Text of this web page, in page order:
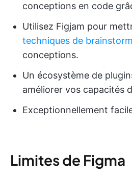
conceptions en code
Utilisez Figjam pour
techniques de
conceptions.
Un écosystème de
améliorer vos capacités
Exceptionnellement
Limites de Figma